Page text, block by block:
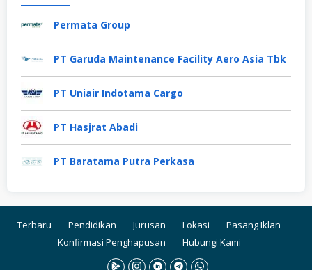
Permata Group
PT Garuda Maintenance Facility Aero Asia Tbk
PT Uniair Indotama Cargo
PT Hasjrat Abadi
PT Baratama Putra Perkasa
Terbaru Pendidikan Jurusan Lokasi
Pasang Iklan
Konfirmasi Penghapusan
Hubungi Kami